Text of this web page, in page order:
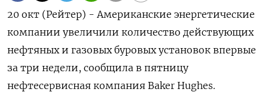
20 окт (Рейтер) - Американские энергетические
компании увеличили количество действующих
нефтяных и газовых буровых установок впервые
за три недели, сообщила в пятницу
нефтесервисная компания Baker Hughes.